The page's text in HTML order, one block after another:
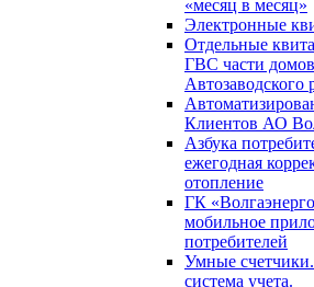
«месяц в месяц»
Электронные
Отдельные
ГВС части
Автозаводского
Клиентов АО
Азбука
ежегодная
отопление
ГК
мобильное
потребителей
Умные
система учета.